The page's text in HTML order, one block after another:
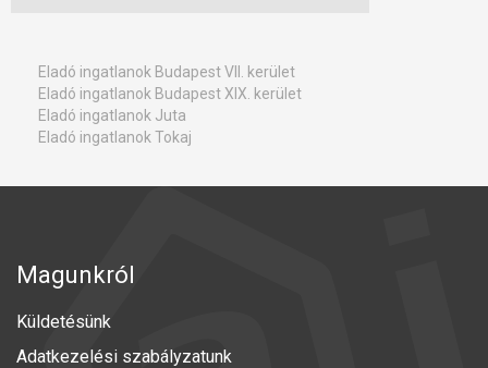
Eladó ingatlanok Budapest VII. kerület
Eladó ingatlanok Budapest XIX. kerület
Eladó ingatlanok Juta
Eladó ingatlanok Tokaj
Magunkról
Küldetésünk
Adatkezelési szabályzatunk